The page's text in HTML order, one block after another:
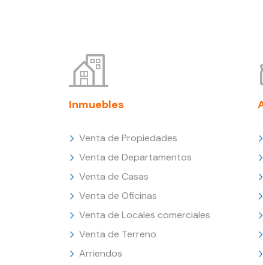
Inmuebles
Venta de Propiedades
Venta de Departamentos
Venta de Casas
Venta de Oficinas
Venta de Locales comerciales
Venta de Terreno
Arriendos